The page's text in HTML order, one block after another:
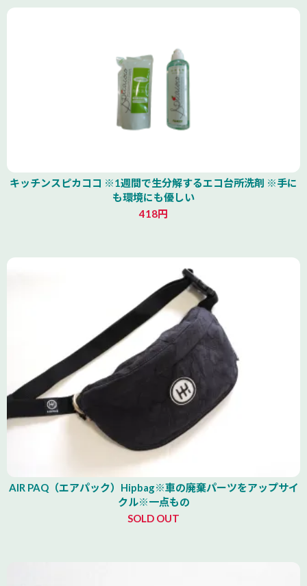
キッチンスピカココ ※1週間で生分解するエコ台所洗剤 ※手に
も環境にも優しい
418円
AIR PAQ（エアパック）Hipbag※車の廃棄パーツをアップサイ
クル※一点もの
SOLD OUT